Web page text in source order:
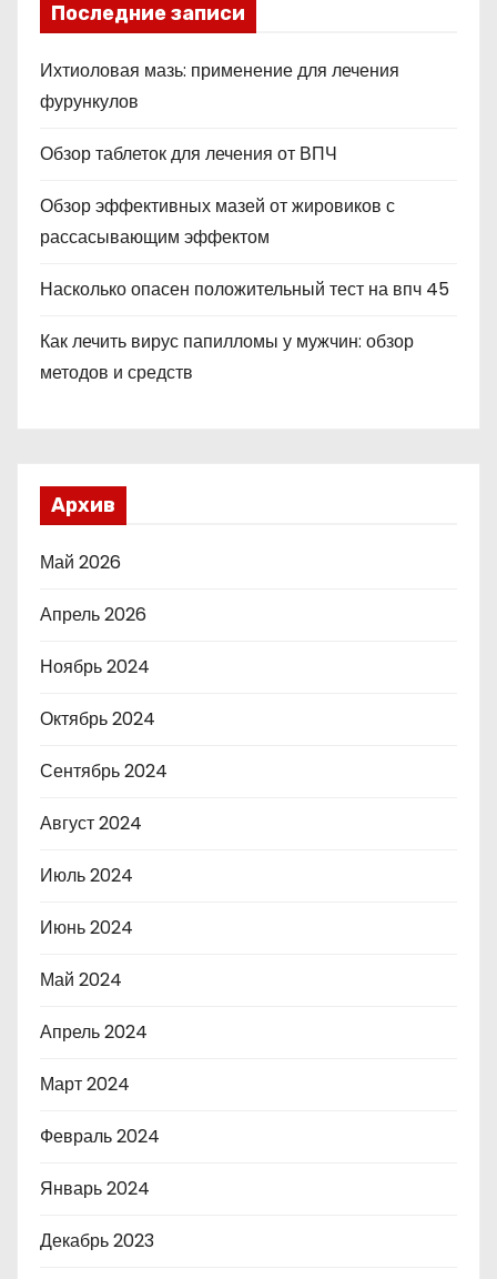
Последние записи
Ихтиоловая мазь: применение для лечения
фурункулов
Обзор таблеток для лечения от ВПЧ
Обзор эффективных мазей от жировиков с
рассасывающим эффектом
Насколько опасен положительный тест на впч 45
Как лечить вирус папилломы у мужчин: обзор
методов и средств
Архив
Май 2026
Апрель 2026
Ноябрь 2024
Октябрь 2024
Сентябрь 2024
Август 2024
Июль 2024
Июнь 2024
Май 2024
Апрель 2024
Март 2024
Февраль 2024
Январь 2024
Декабрь 2023